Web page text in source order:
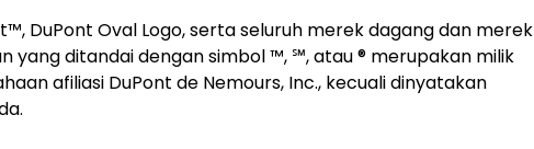
DuPont Oval Logo, serta seluruh merek dagang dan merek
yang ditandai dengan simbol ™, ℠, atau ® merupakan milik
afiliasi DuPont de Nemours, Inc., kecuali dinyatakan